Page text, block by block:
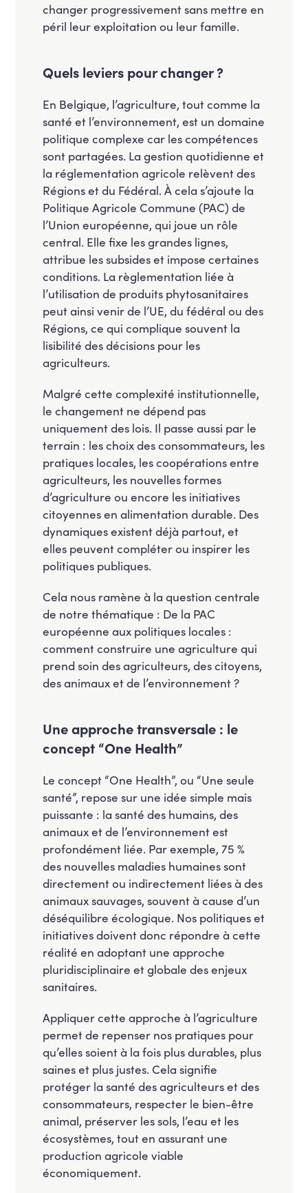
changer progressivement sans mettre en
péril leur exploitation ou leur famille.
Quels leviers pour changer ?
En Belgique, l’agriculture, tout comme la
santé et l’environnement, est un domaine
politique complexe car les compétences
sont partagées. La gestion quotidienne et
la réglementation agricole relèvent des
Régions et du Fédéral. À cela s’ajoute la
Politique Agricole Commune (PAC) de
l’Union européenne, qui joue un rôle
central. Elle fixe les grandes lignes,
attribue les subsides et impose certaines
conditions. La règlementation liée à
l’utilisation de produits phytosanitaires
peut ainsi venir de l’UE, du fédéral ou des
Régions, ce qui complique souvent la
lisibilité des décisions pour les
agriculteurs.
Malgré cette complexité institutionnelle,
le changement ne dépend pas
uniquement des lois. Il passe aussi par le
terrain : les choix des consommateurs, les
pratiques locales, les coopérations entre
agriculteurs, les nouvelles formes
d’agriculture ou encore les initiatives
citoyennes en alimentation durable. Des
dynamiques existent déjà partout, et
elles peuvent compléter ou inspirer les
politiques publiques.
Cela nous ramène à la question centrale
de notre thématique : De la PAC
européenne aux politiques locales :
comment construire une agriculture qui
prend soin des agriculteurs, des citoyens,
des animaux et de l’environnement ?
Une approche transversale : le
concept “One Health”
Le concept “One Health”, ou “Une seule
santé”, repose sur une idée simple mais
puissante : la santé des humains, des
animaux et de l’environnement est
profondément liée. Par exemple, 75 %
des nouvelles maladies humaines sont
directement ou indirectement liées à des
animaux sauvages, souvent à cause d’un
déséquilibre écologique. Nos politiques et
initiatives doivent donc répondre à cette
réalité en adoptant une approche
pluridisciplinaire et globale des enjeux
sanitaires.
Appliquer cette approche à l’agriculture
permet de repenser nos pratiques pour
qu’elles soient à la fois plus durables, plus
saines et plus justes. Cela signifie
protéger la santé des agriculteurs et des
consommateurs, respecter le bien-être
animal, préserver les sols, l’eau et les
écosystèmes, tout en assurant une
production agricole viable
économiquement.